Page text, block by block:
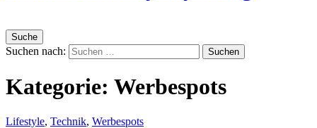
Suche
Suchen nach:
Kategorie: Werbespots
Lifestyle, Technik, Werbespots